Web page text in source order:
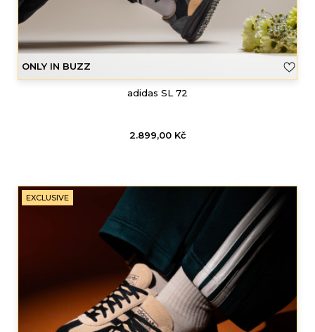
ONLY IN BUZZ
adidas SL 72
2.899,00 Kč
EXCLUSIVE